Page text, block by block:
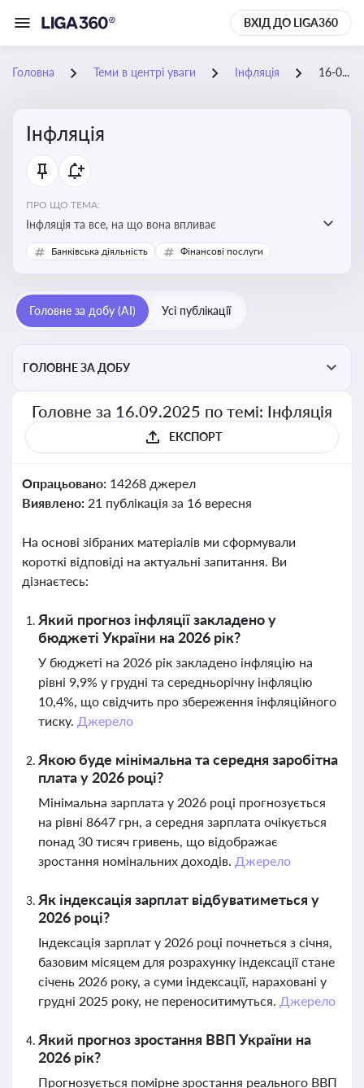
ВХІД ДО LIGA360
Головна Теми в центрі уваги Інфляція 16-09-2025
Інфляція
ПРО ЩО ТЕМА:
Інфляція та все, на що вона впливає
Банківська діяльність Фінансові послуги
Головне за добу (AI) Усі публікації
ГОЛОВНЕ ЗА ДОБУ
Головне за 16.09.2025 по темі: Інфляція
ЕКСПОРТ
Опрацьовано: 14268 джерел
Виявлено: 21 публікація за 16 вересня
На основі зібраних матеріалів ми сформували
короткі відповіді на актуальні запитання. Ви
дізнаєтесь:
Який прогноз інфляції закладено у
бюджеті України на 2026 рік?
У бюджеті на 2026 рік закладено інфляцію на
рівні 9,9% у грудні та середньорічну інфляцію
10,4%, що свідчить про збереження інфляційного
тиску. Джерело
Якою буде мінімальна та середня заробітна
плата у 2026 році?
Мінімальна зарплата у 2026 році прогнозується
на рівні 8647 грн, а середня зарплата очікується
понад 30 тисяч гривень, що відображає
зростання номінальних доходів. Джерело
Як індексація зарплат відбуватиметься у
2026 році?
Індексація зарплат у 2026 році почнеться з січня,
базовим місяцем для розрахунку індексації стане
січень 2026 року, а суми індексації, нараховані у
грудні 2025 року, не переноситимуться. Джерело
Який прогноз зростання ВВП України на
2026 рік?
Прогнозується помірне зростання реального ВВП